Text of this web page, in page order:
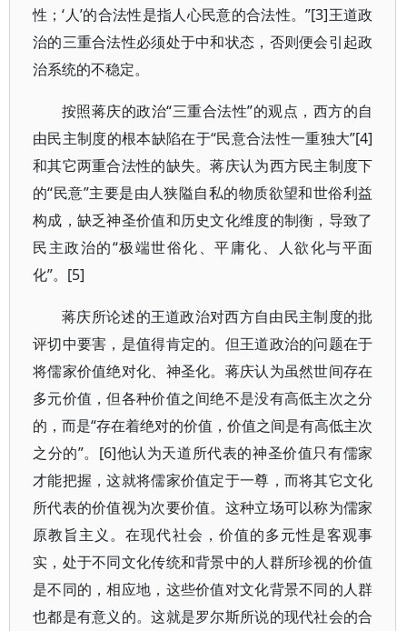
性；‘人’的合法性是指人心民意的合法性。”[3]王道政
治的三重合法性必须处于中和状态，否则便会引起政
治系统的不稳定。
按照蒋庆的政治“三重合法性”的观点，西方的自
由民主制度的根本缺陷在于“民意合法性一重独大”[4]
和其它两重合法性的缺失。蒋庆认为西方民主制度下
的“民意”主要是由人狭隘自私的物质欲望和世俗利益
构成，缺乏神圣价值和历史文化维度的制衡，导致了
民主政治的“极端世俗化、平庸化、人欲化与平面
化”。[5]
蒋庆所论述的王道政治对西方自由民主制度的批
评切中要害，是值得肯定的。但王道政治的问题在于
将儒家价值绝对化、神圣化。蒋庆认为虽然世间存在
多元价值，但各种价值之间绝不是没有高低主次之分
的，而是“存在着绝对的价值，价值之间是有高低主次
之分的”。[6]他认为天道所代表的神圣价值只有儒家
才能把握，这就将儒家价值定于一尊，而将其它文化
所代表的价值视为次要价值。这种立场可以称为儒家
原教旨主义。在现代社会，价值的多元性是客观事
实，处于不同文化传统和背景中的人群所珍视的价值
是不同的，相应地，这些价值对文化背景不同的人群
也都是有意义的。这就是罗尔斯所说的现代社会的合